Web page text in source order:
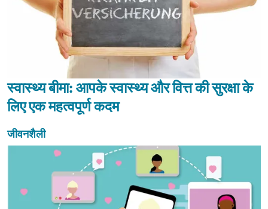
स्वास्थ्य बीमा: आपके स्वास्थ्य और वित्त की सुरक्षा के
लिए एक महत्वपूर्ण कदम
जीवनशैली